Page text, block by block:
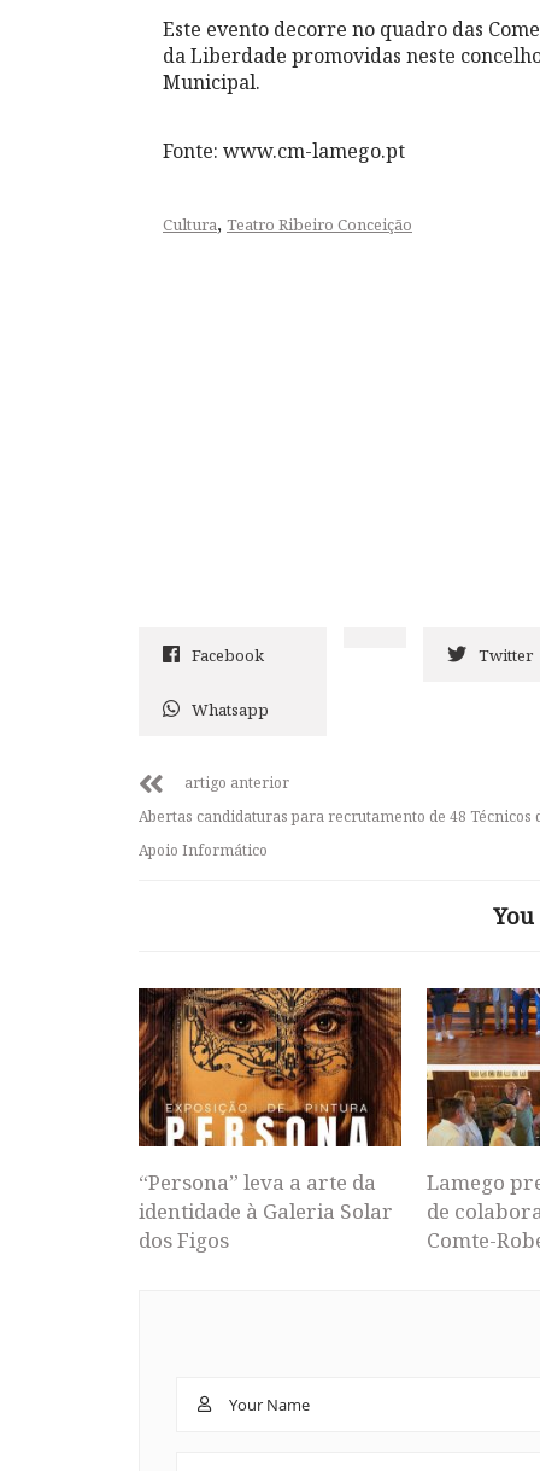
Este evento decorre no quadro das
da Liberdade promovidas neste
Municipal.
Fonte: www.cm-lamego.pt
Cultura, Teatro Ribeiro Conceição
Facebook Twitter
Whatsapp
artigo anterior
Abertas candidaturas para recrutamento de 48 Técnicos
Apoio Informático
“Persona” leva a arte da
identidade à Galeria Solar
dos Figos
Lamego
de
Comte-